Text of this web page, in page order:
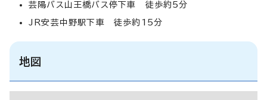
芸陽バス山王橋バス停下車 徒歩約5分
JR安芸中野駅下車 徒歩約15分
地図